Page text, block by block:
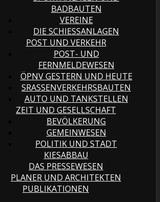
BADBAUTEN
VEREINE
DIE SCHIESSANLAGEN
POST UND VERKEHR
POST- UND
FERNMELDEWESEN
ÖPNV GESTERN UND HEUTE
SRASSENVERKEHRSBAUTEN
AUTO UND TANKSTELLEN
ZEIT UND GESELLSCHAFT
BEVÖLKERUNG
GEMEINWESEN
POLITIK UND STADT
KIESABBAU
DAS PRESSEWESEN
PLANER UND ARCHITEKTEN
PUBLIKATIONEN